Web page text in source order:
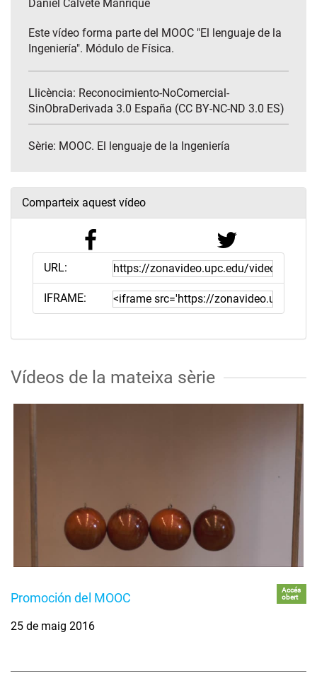
Daniel Calvete Manrique
Este vídeo forma parte del MOOC "El lenguaje de la
Ingeniería". Módulo de Física.
Llicència: Reconocimiento-NoComercial-
SinObraDerivada 3.0 España (CC BY-NC-ND 3.0 ES)
Sèrie: MOOC. El lenguaje de la Ingeniería
Comparteix aquest vídeo
URL:
IFRAME:
Vídeos de la mateixa sèrie
Promoción del MOOC
Accés
obert
25 de maig 2016